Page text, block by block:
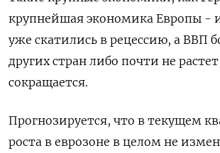
крупнейшая экономика Европы -
уже скатились в рецессию, а ВВП
других стран либо почти не
сокращается.
Прогнозируется, что в текущем
роста в еврозоне в целом не